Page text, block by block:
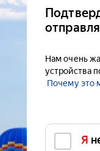
Нам очень
устройства
Почему это
Я